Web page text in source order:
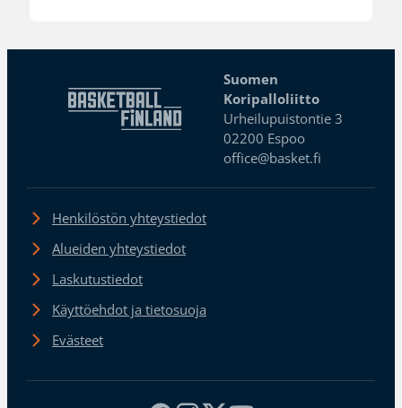
Suomen
Koripalloliitto
Urheilupuistontie 3
02200 Espoo
office@basket.fi
Henkilöstön yhteystiedot
Alueiden yhteystiedot
Laskutustiedot
Käyttöehdot ja tietosuoja
Evästeet